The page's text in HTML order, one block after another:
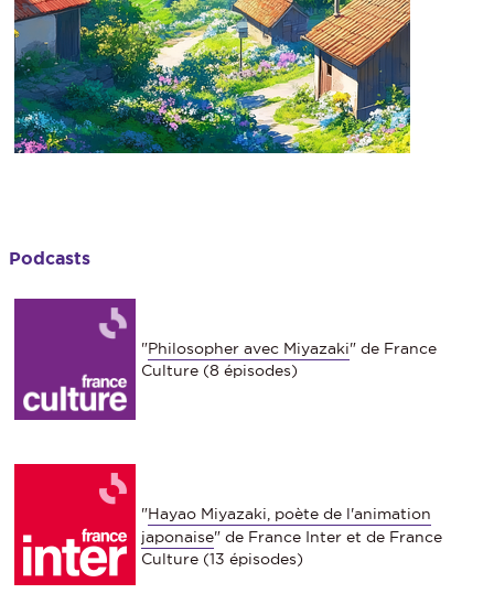
Podcasts
"Philosopher avec Miyazaki" de France
Culture (8 épisodes)
"Hayao Miyazaki, poète de l'animation
japonaise" de France Inter et de France
Culture (13 épisodes)